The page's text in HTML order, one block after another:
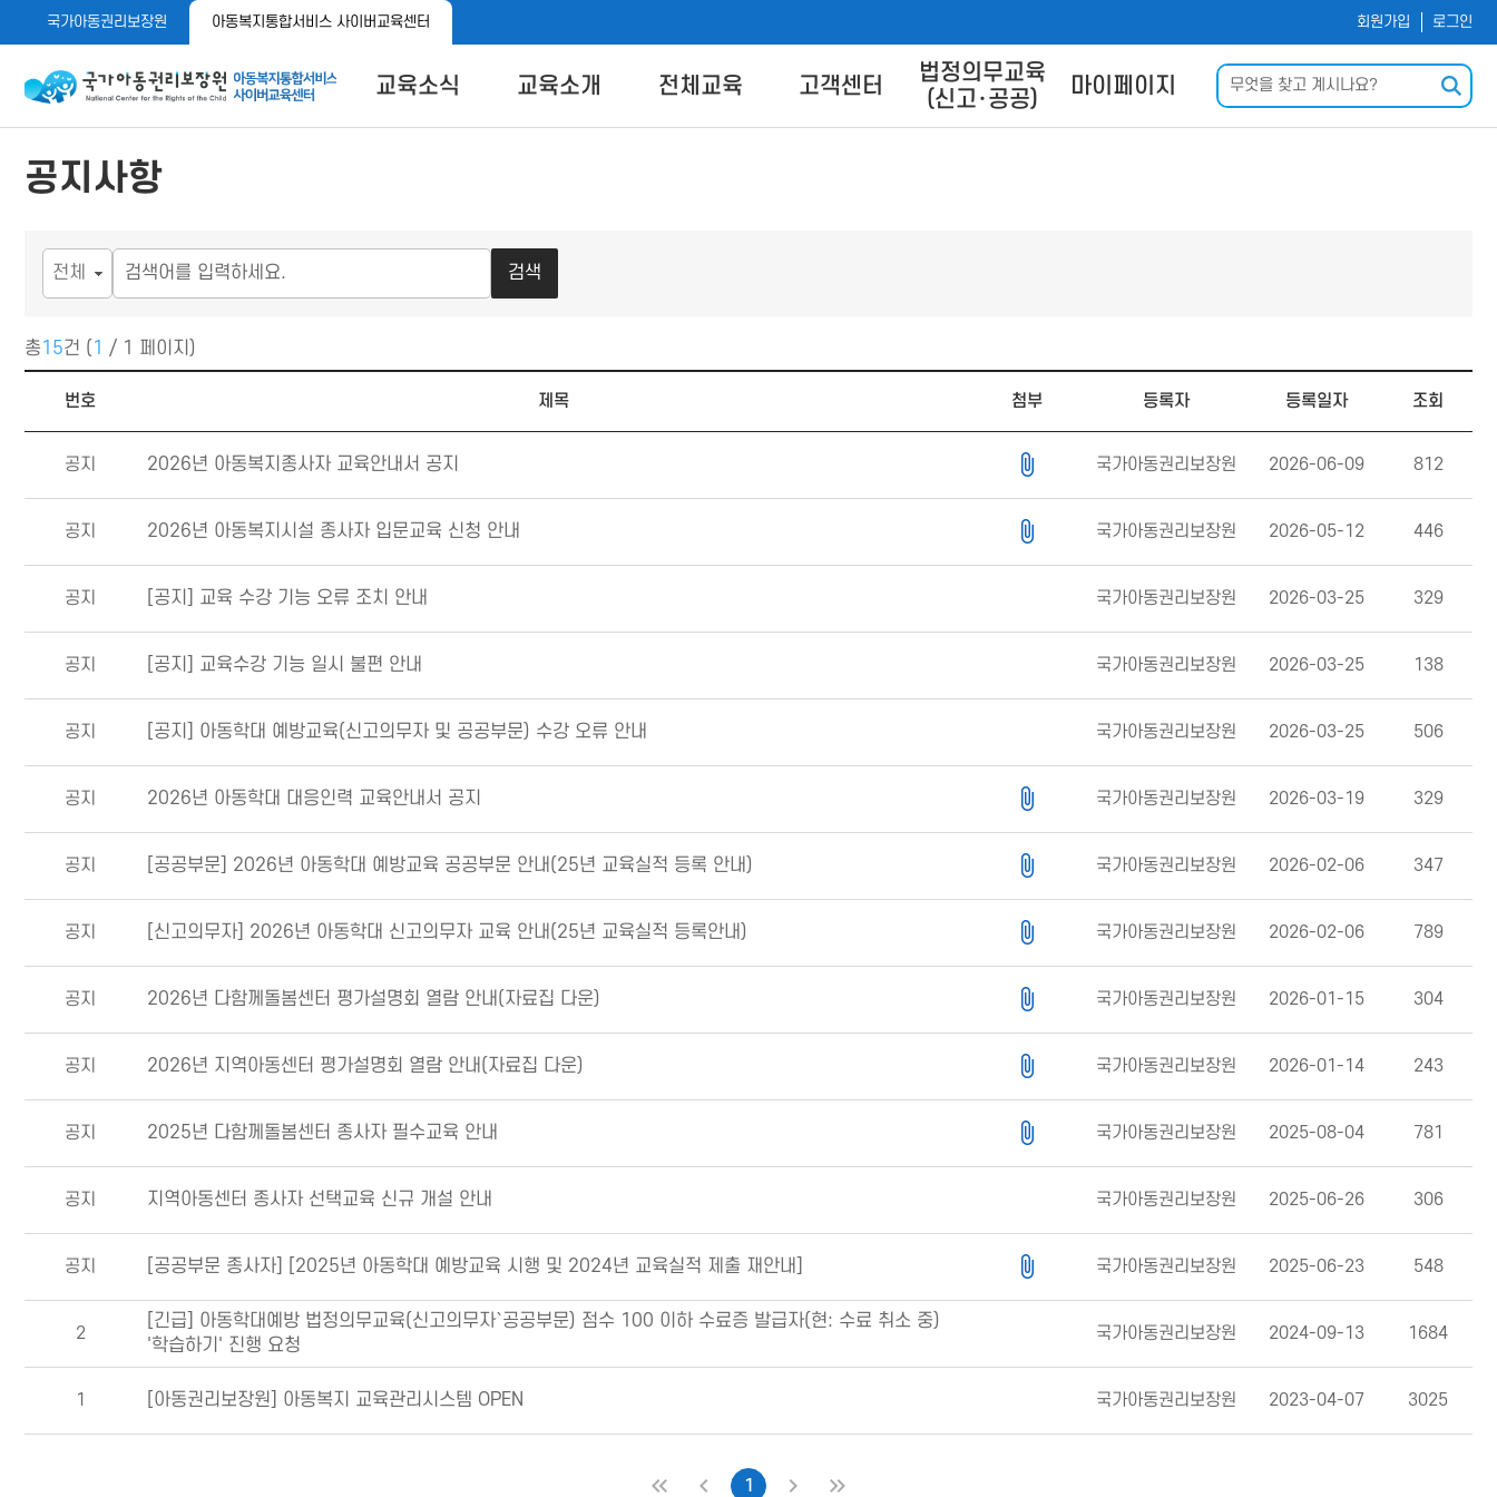
바
바
국가아동권리보장원 아동복지통합서비스 사이버교육센터 회원가입 로그인
메뉴 버튼
아동이 행복한 세상 아동권리보장원 아동복지통합서비스 사이버교육센터
교육소식 교육소개 전체교육 고객센터
법정의무교육
(신고･공공)
마이페이지 검색
공지사항
검색
총15건 ( 1 / 1 페이지)
번호
제목 첨부 등록자 등록일자 조회
공지 2026년 아동복지종사자 교육안내서 공지 국가아동권리보장원 2026-06-09 812
공지 2026년 아동복지시설 종사자 입문교육 신청 안내 국가아동권리보장원 2026-05-12 446
공지 [공지] 교육 수강 기능 오류 조치 안내 국가아동권리보장원 2026-03-25 329
공지 [공지] 교육수강 기능 일시 불편 안내 국가아동권리보장원 2026-03-25 138
공지 [공지] 아동학대 예방교육(신고의무자 및 공공부문) 수강 오류 안내 국가아동권리보장원 2026-03-25 506
공지 2026년 아동학대 대응인력 교육안내서 공지 국가아동권리보장원 2026-03-19 329
공지 [공공부문] 2026년 아동학대 예방교육 공공부문 안내(25년 교육실적 등록 안내) 국가아동권리보장원 2026-02-06 347
공지 [신고의무자] 2026년 아동학대 신고의무자 교육 안내(25년 교육실적 등록안내) 국가아동권리보장원 2026-02-06 789
공지 2026년 다함께돌봄센터 평가설명회 열람 안내(자료집 다운) 국가아동권리보장원 2026-01-15 304
공지 2026년 지역아동센터 평가설명회 열람 안내(자료집 다운) 국가아동권리보장원 2026-01-14 243
공지 2025년 다함께돌봄센터 종사자 필수교육 안내 국가아동권리보장원 2025-08-04 781
공지 지역아동센터 종사자 선택교육 신규 개설 안내 국가아동권리보장원 2025-06-26 306
공지 [공공부문 종사자] [2025년 아동학대 예방교육 시행 및 2024년 교육실적 제출 재안내] 국가아동권리보장원 2025-06-23 548
2
[긴급] 아동학대예방 법정의무교육(신고의무자`공공부문) 점수 100 이하 수료증 발급자(현: 수료 취소 중)
'학습하기' 진행 요청
국가아동권리보장원 2024-09-13 1684
1 [아동권리보장원] 아동복지 교육관리시스템 OPEN 국가아동권리보장원 2023-04-07 3025
처음 이전 1 다음 마지막